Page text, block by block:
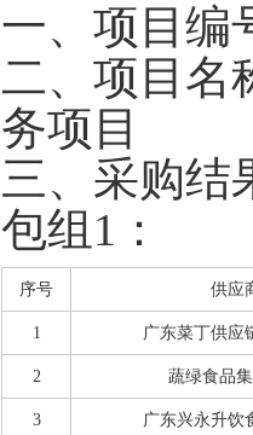
一、项目编
二、项目名
务项目
三、采购结
包组 1 ：
序号 供应
1 广东菜丁供应
2 蔬绿食品
3 广东兴永升饮